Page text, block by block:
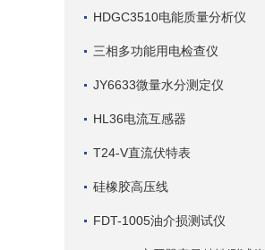
HDGC3510电能质量分析仪
三相多功能用电检查仪
JY6633微量水分测定仪
HL36电流互感器
T24-V直流伏特表
硅橡胶高压线
FDT-1005油介损测试仪